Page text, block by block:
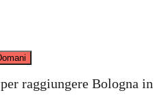
raggiungere Bologna in